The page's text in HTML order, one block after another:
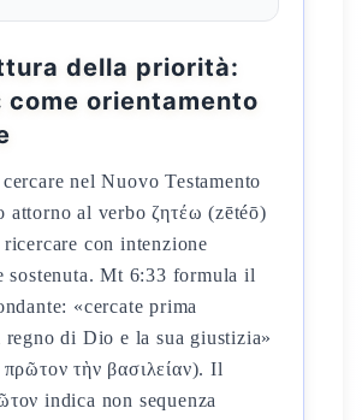
della priorità:
come orientamento
nel Nuovo Testamento
attorno al verbo ζητέω (zētéō)
con intenzione
sostenuta. Mt 6:33 formula il
«cercate prima
di Dio e la sua giustizia»
πρῶτον τὴν βασιλείαν). Il
indica non sequenza